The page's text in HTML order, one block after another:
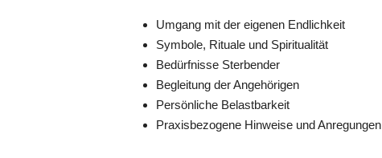
Umgang mit der eigenen Endlichkeit
Symbole, Rituale und Spiritualität
Bedürfnisse Sterbender
Begleitung der Angehörigen
Persönliche Belastbarkeit
Praxisbezogene Hinweise und Anregungen